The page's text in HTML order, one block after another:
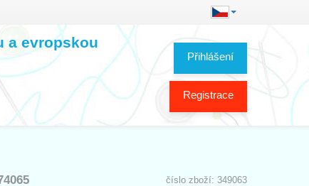
Přihlášení
Registrace
a evropskou
číslo zboží: 349063